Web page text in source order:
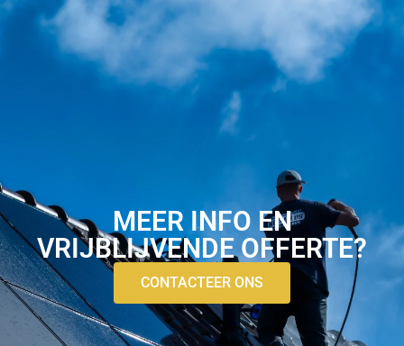
MEER INFO EN
VRIJBLIJVENDE OFFERTE?
CONTACTEER ONS